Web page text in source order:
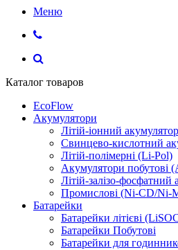
Меню
Каталог товаров
EcoFlow
Акумулятори
Літій-іонний
Свинцево-кислотний
Літій-полімерні (Li-Pol)
Акумулятори
Літій-залізо-
Промислові (Ni-CD/Ni-
Батарейки
Батарейки літієві
Батарейки Побутові
Батарейки для